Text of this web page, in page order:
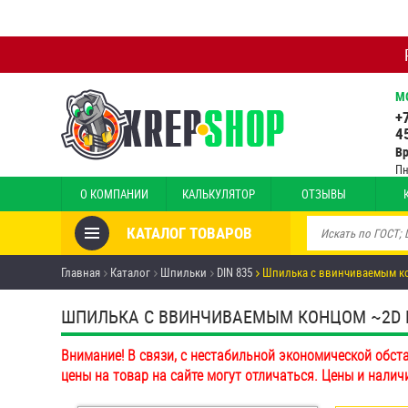
О КОМПАНИИ КАЛЬКУЛЯТОР ОТЗЫВЫ
КАТАЛОГ ТОВАРОВ
Товары со скидкой
Анкеры
Антивандальный крепёж,
инструмент
Болты и винты
Главная Каталог Шпильки DIN 835 Шпилька c ввинчиваемым
ШПИЛЬКА C ВВИНЧИВАЕМЫМ КОНЦОМ ~2D
Внимание! В связи, с нестабильной экономической
цены на товар на сайте могут отличаться. Цены и